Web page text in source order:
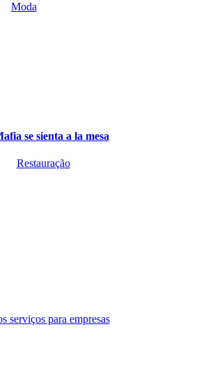
Moda
se sienta a la mesa
Restauração
serviços para empresas